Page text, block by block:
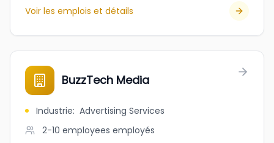
Voir les emplois et détails
BuzzTech Media
Industrie: Advertising Services
2-10 employees employés